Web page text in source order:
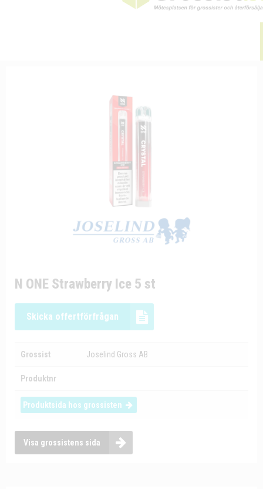
N ONE Strawberry Ice 5 st
Skicka offertförfrågan
Grossist Joselind Gross AB
Produktnr
Produktsida hos grossisten
Visa grossistens sida